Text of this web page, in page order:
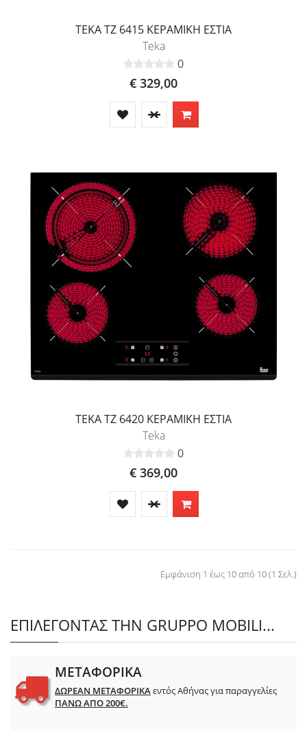
TEKA TZ 6415 ΚΕΡΑΜΙΚΗ ΕΣΤΙΑ
Teka
0
€ 329,00
TEKA TZ 6420 ΚΕΡΑΜΙΚΗ ΕΣΤΙΑ
Teka
0
€ 369,00
Εμφάνιση 1 έως 10 από 10 (1 Σελ.)
ΕΠΙΛΕΓΟΝΤΑΣ ΤΗΝ GRUPPO MOBILI...
ΜΕΤΑΦΟΡΙΚΑ
ΔΩΡΕΑΝ ΜΕΤΑΦΟΡΙΚΑεντός Αθήνας για παραγγελίες
ΠΑΝΩ ΑΠΟ 200€.